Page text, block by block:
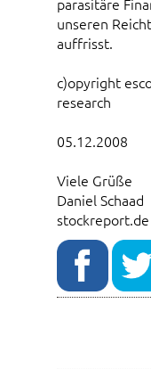
parasitäre
unseren
auffrisst.
c)opyright
research
05.12.2008
Viele Grüße
Daniel Schaad
stockreport.de